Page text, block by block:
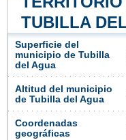
TUBILLA
Superficie del
municipio de Tubilla
del Agua
Altitud del municipio
de Tubilla del Agua
Coordenadas
geográficas